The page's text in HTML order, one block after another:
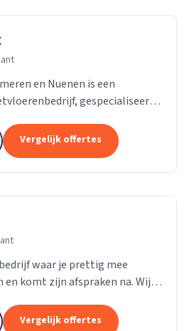
en Nuenen is een
gespecialiseerd
de renovatie van
Vergelijk offertes
waar je prettig mee
en komt zijn afspraken na. Wij
Vergelijk offertes